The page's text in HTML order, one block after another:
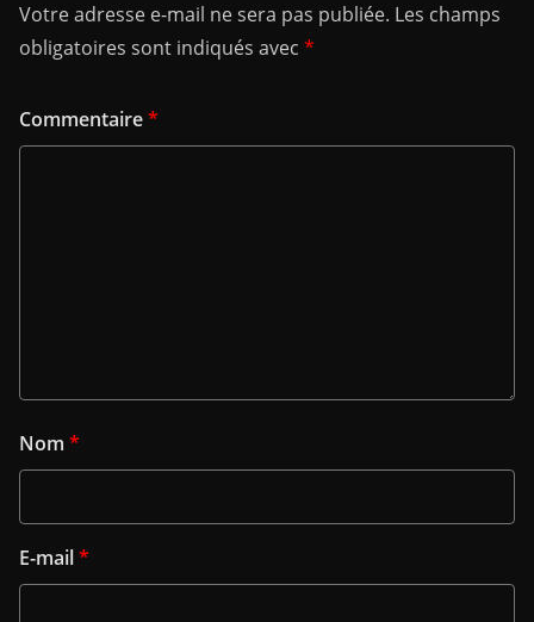
Votre adresse e-mail ne sera pas publiée. Les champs
obligatoires sont indiqués avec *
Commentaire*
Nom *
E-mail*